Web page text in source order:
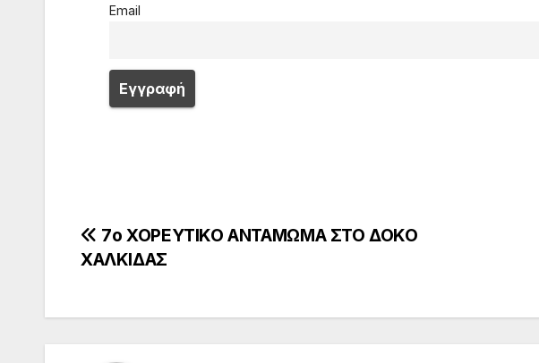
Email
Πλοήγηση
7ο ΧΟΡΕΥΤΙΚΟ ΑΝΤΑΜΩΜΑ ΣΤΟ ΔΟΚΟ
ΧΑΛΚΙΔΑΣ